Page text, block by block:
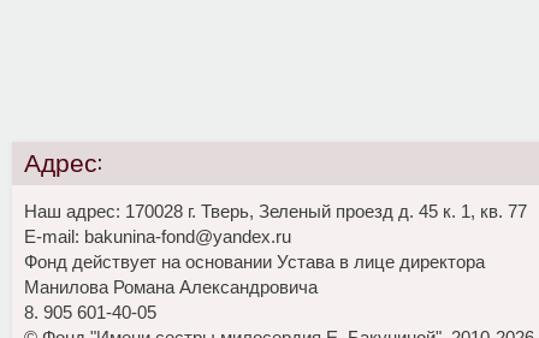
Адрес:
Наш адрес: 170028 г. Тверь, Зеленый проезд д. 45 к. 1, кв. 77
E-mail: bakunina-fond@yandex.ru
Фонд действует на основании Устава в лице директора
Манилова Романа Александровича
8. 905 601-40-05